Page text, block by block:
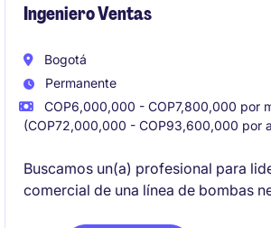
Ingeniero Ventas
Bogotá
Permanente
COP6,000,000 - COP7,800,000 por
(COP72,000,000 - COP93,600,000 por
Buscamos un(a) profesional para
comercial de una línea de bombas